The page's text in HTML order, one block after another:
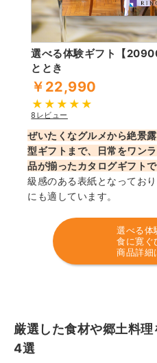
選べる体験ギフト【
ととき
￥22,990
8レビュー
ぜいたくなグルメから絶景
型ギフトまで、日常をワン
品が揃ったカタログギフトで
級感のある表紙となってお
にも適しています。
選べる体
食に寛ぐ
商品詳細
厳選した食材や郷土料
4選